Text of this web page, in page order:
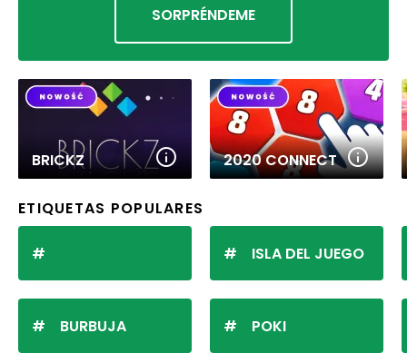
SORPRÉNDEME
BRICKZ 2020 CONNECT
ETIQUETAS POPULARES
BURBUJA
ISLA DEL JUEGO
POKI